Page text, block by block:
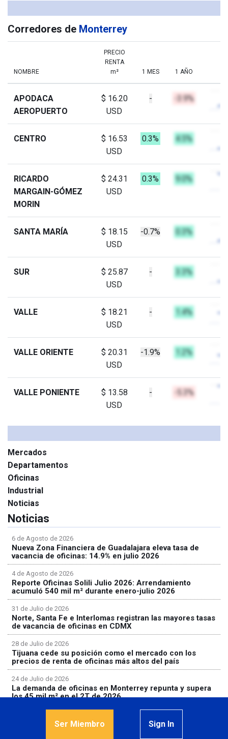
Mercados
Departamentos
Oficinas
Industrial
Noticias
Corredores de Monterrey
NOMBRE
PRECIO
RENTA
m²
1 MES 1 AÑO
APODACA
AEROPUERTO
$ 16.20
USD
- -3.9%
CENTRO
$ 16.53
USD
0.3% 4.5%
RICARDO
MARGAIN-GÓMEZ
MORIN
$ 24.31
USD
0.3% 9.0%
SANTA MARÍA
$ 18.15
USD
-0.7% 0.3%
SUR
$ 25.87
USD
- 3.3%
VALLE
$ 18.21
USD
- 1.4%
VALLE ORIENTE
$ 20.31
USD
-1.9% 1.2%
VALLE PONIENTE
$ 13.58
USD
- -5.3%
Noticias
6 de Agosto de 2026
Nueva Zona Financiera de Guadalajara eleva tasa de
vacancia de oficinas: 14.9% en julio 2026
4 de Agosto de 2026
Reporte Oficinas Solili Julio 2026: Arrendamiento
acumuló 540 mil m² durante enero-julio 2026
31 de Julio de 2026
Norte, Santa Fe e Interlomas registran las mayores tasas
de vacancia de oficinas en CDMX
28 de Julio de 2026
Tijuana cede su posición como el mercado con los
precios de renta de oficinas más altos del país
24 de Julio de 2026
La demanda de oficinas en Monterrey repunta y supera
los 45 mil m² en el 2T de 2026
Ser Miembro Sign In